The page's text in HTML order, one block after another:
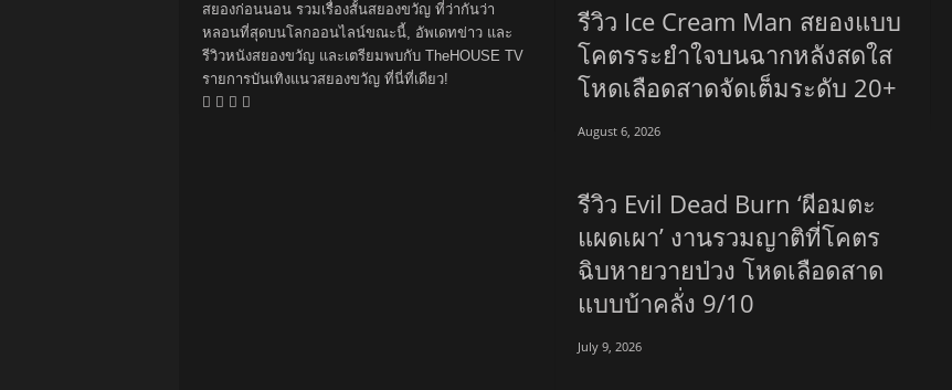
สยองก่อนนอน รวมเรื่องสั้นสยองขวัญ ที่ว่ากันว่า
หลอนที่สุดบนโลกออนไลน์ขณะนี้, อัพเดทข่าว และ
รีวิวหนังสยองขวัญ และเตรียมพบกับ TheHOUSE TV
รายการบันเทิงแนวสยองขวัญ ที่นี่ที่เดียว!
รีวิว Ice Cream Man สยองแบบ
โคตรระยำใจบนฉากหลังสดใส
โหดเลือดสาดจัดเต็มระดับ 20+
August 6, 2026
รีวิว Evil Dead Burn ‘ผีอมตะ
แผดเผา’ งานรวมญาติที่โคตร
ฉิบหายวายป่วง โหดเลือดสาด
แบบบ้าคลั่ง 9/10
July 9, 2026